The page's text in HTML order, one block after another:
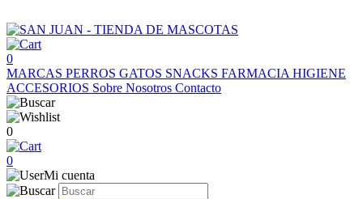
0
MARCAS PERROS GATOS SNACKS FARMACIA HIGIENE
ACCESORIOS Sobre Nosotros Contacto
0
0
Mi cuenta